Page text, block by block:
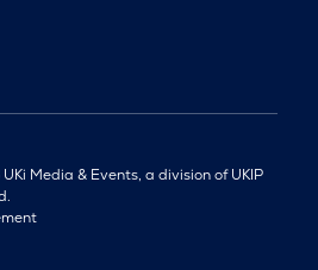
Media & Events, a division of UKIP